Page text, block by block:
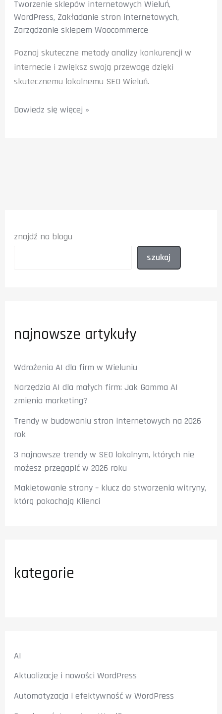
Tworzenie sklepów internetowych Wieluń,
WordPress, Zakładanie stron internetowych,
Zarządzanie sklepem Woocommerce
Poznaj skuteczne metody analizy konkurencji w
internecie i zwiększ swoją przewagę dzięki
skutecznemu lokalnemu SEO Wieluń.
Metody
Dowiedz się więcej »
znajdź na blogu
szukaj
najnowsze artykuły
Wdrożenia AI dla firm w Wieluniu
Narzędzia AI dla małych firm: Jak Gamma AI
zmienia marketing?
Trendy w budowaniu stron internetowych na 2026
rok
3 najnowsze trendy w SEO lokalnym, których nie
możesz przegapić w 2026 roku
Makietowanie strony – klucz do stworzenia witryny,
którą pokochają Klienci
kategorie
AI
Aktualizacje i nowości WordPress
Automatyzacja i efektywność w WordPress